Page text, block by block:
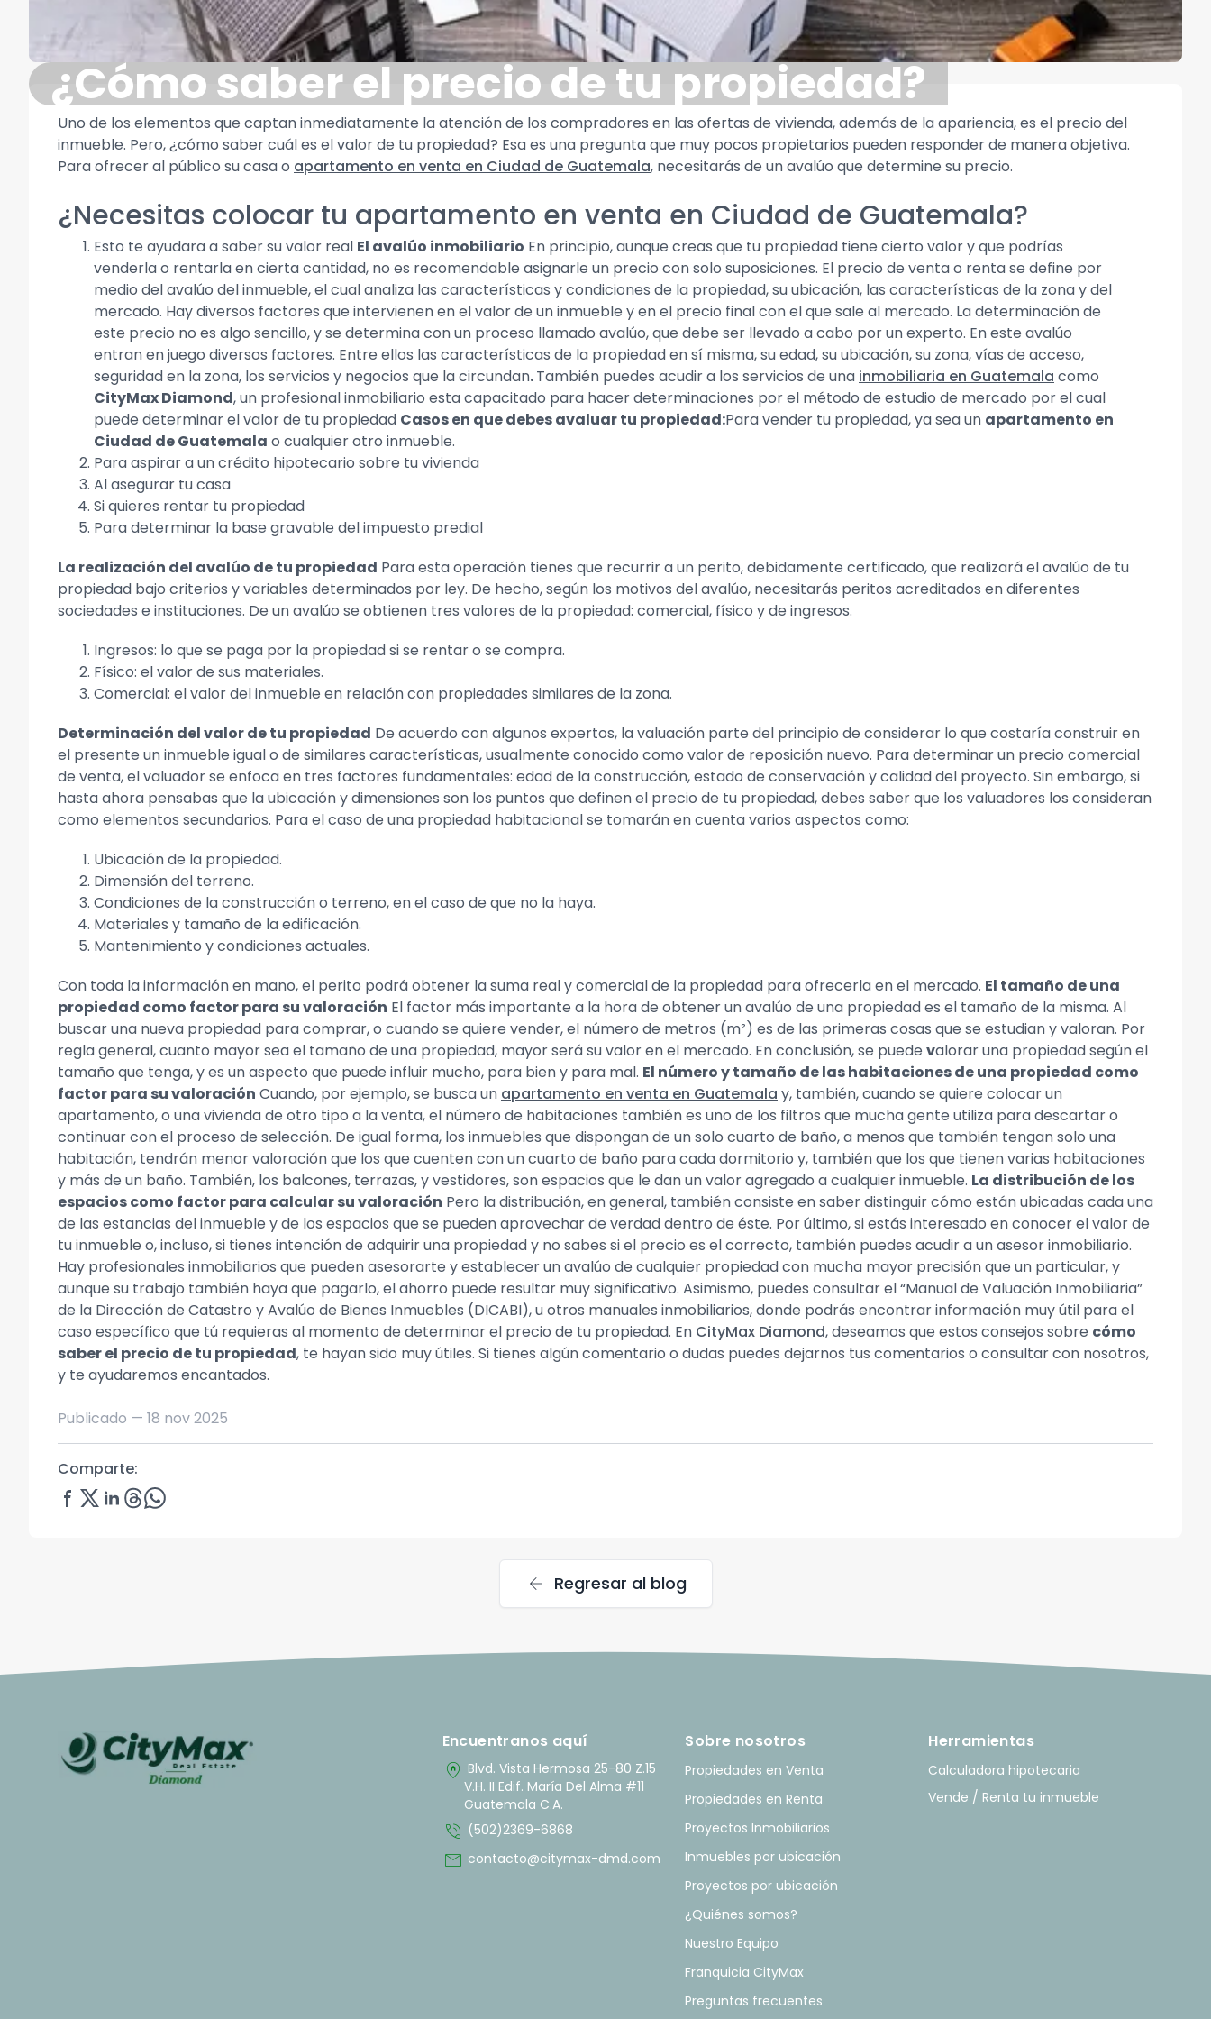
¿Cómo saber el precio de tu propiedad?
Uno de los elementos que captan inmediatamente la atención de los compradores en las ofertas de vivienda, además de la apariencia, es el precio del
inmueble. Pero, ¿cómo saber cuál es el valor de tu propiedad? Esa es una pregunta que muy pocos propietarios pueden responder de manera objetiva.
Para ofrecer al público su casa o apartamento en venta en Ciudad de Guatemala, necesitarás de un avalúo que determine su precio.
¿Necesitas colocar tu apartamento en venta en Ciudad de Guatemala?
Esto te ayudara a saber su valor real El avalúo inmobiliario En principio, aunque creas que tu propiedad tiene cierto valor y que podrías
venderla o rentarla en cierta cantidad, no es recomendable asignarle un precio con solo suposiciones. El precio de venta o renta se define por
medio del avalúo del inmueble, el cual analiza las características y condiciones de la propiedad, su ubicación, las características de la zona y del
mercado. Hay diversos factores que intervienen en el valor de un inmueble y en el precio final con el que sale al mercado. La determinación de
este precio no es algo sencillo, y se determina con un proceso llamado avalúo, que debe ser llevado a cabo por un experto. En este avalúo
entran en juego diversos factores. Entre ellos las características de la propiedad en sí misma, su edad, su ubicación, su zona, vías de acceso,
seguridad en la zona, los servicios y negocios que la circundan.También puedes acudir a los servicios de una inmobiliaria en Guatemala como
CityMax Diamond, un profesional inmobiliario esta capacitado para hacer determinaciones por el método de estudio de mercado por el cual
puede determinar el valor de tu propiedad Casos en que debes avaluar tu propiedad:Para vender tu propiedad, ya sea un apartamento en
Ciudad de Guatemala o cualquier otro inmueble.
Para aspirar a un crédito hipotecario sobre tu vivienda
Al asegurar tu casa
Si quieres rentar tu propiedad
Para determinar la base gravable del impuesto predial
La realización del avalúo de tu propiedad Para esta operación tienes que recurrir a un perito, debidamente certificado, que realizará el avalúo de tu
propiedad bajo criterios y variables determinados por ley. De hecho, según los motivos del avalúo, necesitarás peritos acreditados en diferentes
sociedades e instituciones. De un avalúo se obtienen tres valores de la propiedad: comercial, físico y de ingresos.
Ingresos: lo que se paga por la propiedad si se rentar o se compra.
Físico: el valor de sus materiales.
Comercial: el valor del inmueble en relación con propiedades similares de la zona.
Determinación del valor de tu propiedad De acuerdo con algunos expertos, la valuación parte del principio de considerar lo que costaría construir en
el presente un inmueble igual o de similares características, usualmente conocido como valor de reposición nuevo. Para determinar un precio comercial
de venta, el valuador se enfoca en tres factores fundamentales: edad de la construcción, estado de conservación y calidad del proyecto. Sin embargo, si
hasta ahora pensabas que la ubicación y dimensiones son los puntos que definen el precio de tu propiedad, debes saber que los valuadores los consideran
como elementos secundarios. Para el caso de una propiedad habitacional se tomarán en cuenta varios aspectos como:
Ubicación de la propiedad.
Dimensión del terreno.
Condiciones de la construcción o terreno, en el caso de que no la haya.
Materiales y tamaño de la edificación.
Mantenimiento y condiciones actuales.
Con toda la información en mano, el perito podrá obtener la suma real y comercial de la propiedad para ofrecerla en el mercado. El tamaño de una
propiedad como factor para su valoración El factor más importante a la hora de obtener un avalúo de una propiedad es el tamaño de la misma. Al
buscar una nueva propiedad para comprar, o cuando se quiere vender, el número de metros (m²) es de las primeras cosas que se estudian y valoran. Por
regla general, cuanto mayor sea el tamaño de una propiedad, mayor será su valor en el mercado. En conclusión, se puede valorar una propiedad según el
tamaño que tenga, y es un aspecto que puede influir mucho, para bien y para mal. El número y tamaño de las habitaciones de una propiedad como
factor para su valoración Cuando, por ejemplo, se busca un apartamento en venta en Guatemala y, también, cuando se quiere colocar un
apartamento, o una vivienda de otro tipo a la venta, el número de habitaciones también es uno de los filtros que mucha gente utiliza para descartar o
continuar con el proceso de selección. De igual forma, los inmuebles que dispongan de un solo cuarto de baño, a menos que también tengan solo una
habitación, tendrán menor valoración que los que cuenten con un cuarto de baño para cada dormitorio y, también que los que tienen varias habitaciones
y más de un baño. También, los balcones, terrazas, y vestidores, son espacios que le dan un valor agregado a cualquier inmueble. La distribución de los
espacios como factor para calcular su valoración Pero la distribución, en general, también consiste en saber distinguir cómo están ubicadas cada una
de las estancias del inmueble y de los espacios que se pueden aprovechar de verdad dentro de éste. Por último, si estás interesado en conocer el valor de
tu inmueble o, incluso, si tienes intención de adquirir una propiedad y no sabes si el precio es el correcto, también puedes acudir a un asesor inmobiliario.
Hay profesionales inmobiliarios que pueden asesorarte y establecer un avalúo de cualquier propiedad con mucha mayor precisión que un particular, y
aunque su trabajo también haya que pagarlo, el ahorro puede resultar muy significativo. Asimismo, puedes consultar el “Manual de Valuación Inmobiliaria”
de la Dirección de Catastro y Avalúo de Bienes Inmuebles (DICABI), u otros manuales inmobiliarios, donde podrás encontrar información muy útil para el
caso específico que tú requieras al momento de determinar el precio de tu propiedad. En CityMax Diamond, deseamos que estos consejos sobre cómo
saber el precio de tu propiedad, te hayan sido muy útiles. Si tienes algún comentario o dudas puedes dejarnos tus comentarios o consultar con nosotros,
y te ayudaremos encantados.
Publicado — 18 nov 2025
Comparte:
arrow_back Regresar al blog
Encuentranos aquí
home_pin Blvd. Vista Hermosa 25-80 Z.15
V.H. II Edif. María Del Alma #11
Guatemala C.A.
phone_in_talk (502)2369-6868
mail contacto@citymax-dmd.com
Sobre nosotros
Propiedades en Venta
Propiedades en Renta
Proyectos Inmobiliarios
Inmuebles por ubicación
Proyectos por ubicación
¿Quiénes somos?
Nuestro Equipo
Franquicia CityMax
Preguntas frecuentes
Herramientas
Calculadora hipotecaria
Vende / Renta tu inmueble